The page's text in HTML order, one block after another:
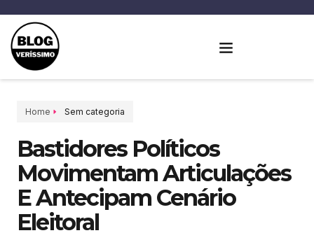
Home Sem categoria
Bastidores Políticos
Movimentam Articulações
E Antecipam Cenário
Eleitoral